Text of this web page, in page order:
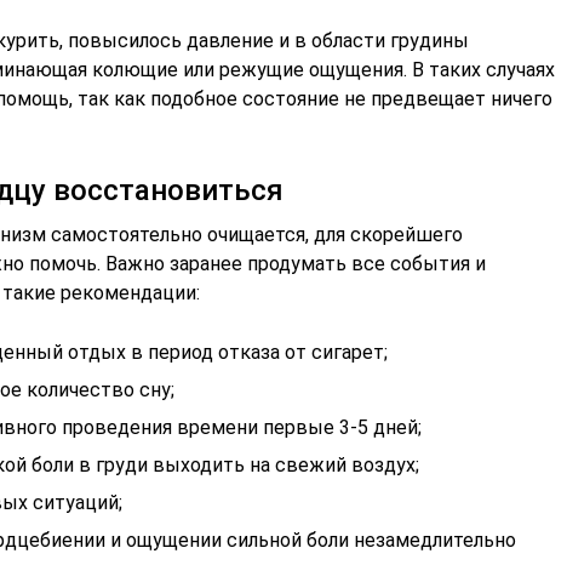
повысилось давление и в области грудины
колющие или режущие ощущения. В таких случаях
так как подобное состояние не предвещает ничего
восстановиться
самостоятельно очищается, для скорейшего
помочь. Важно заранее продумать все события и
рекомендации:
отдых в период отказа от сигарет;
количество сну;
проведения времени первые 3-5 дней;
боли в груди выходить на свежий воздух;
ситуаций;
и ощущении сильной боли незамедлительно